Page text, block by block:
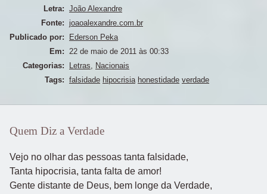
Letra: João Alexandre
Fonte: joaoalexandre.com.br
Publicado por:
Ederson Peka
Em: 22 de maio de 2011 às 00:33
Categorias:
Letras, Nacionais
Tags: falsidade hipocrisia honestidade verdade
Quem Diz a Verdade
Vejo no olhar das pessoas tanta falsidade,
Tanta hipocrisia, tanta falta de amor!
Gente distante de Deus, bem longe da Verdade,